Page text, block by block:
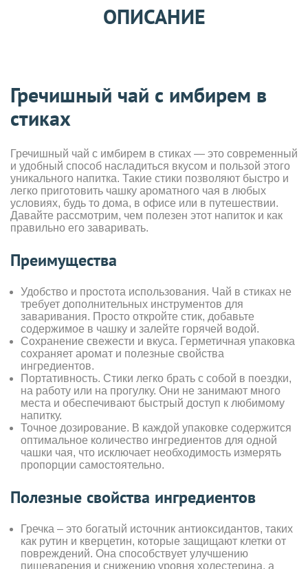
ОПИСАНИЕ
Гречишный чай с имбирем в
стиках
Гречишный чай с имбирем в стиках — это современный
и удобный способ насладиться вкусом и пользой этого
уникального напитка. Такие стики позволяют быстро и
легко приготовить чашку ароматного чая в любых
условиях, будь то дома, в офисе или в путешествии.
Давайте рассмотрим, чем полезен этот напиток и как
правильно его заваривать.
Преимущества
Удобство и простота использования. Чай в стиках не
требует дополнительных инструментов для
заваривания. Просто откройте стик, добавьте
содержимое в чашку и залейте горячей водой.
Сохранение свежести и вкуса. Герметичная упаковка
сохраняет аромат и полезные свойства
ингредиентов.
Портативность. Стики легко брать с собой в поездки,
на работу или на прогулку. Они не занимают много
места и обеспечивают быстрый доступ к любимому
напитку.
Точное дозирование. В каждой упаковке содержится
оптимальное количество ингредиентов для одной
чашки чая, что исключает необходимость измерять
пропорции самостоятельно.
Полезные свойства ингредиентов
Гречка – это богатый источник антиоксидантов, таких
как рутин и кверцетин, которые защищают клетки от
повреждений. Она способствует улучшению
пищеварения и снижению уровня холестерина, а